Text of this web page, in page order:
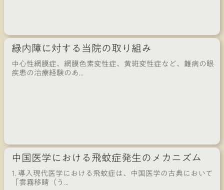
緑内障に対する当院の取り組み
中心性網膜症、網膜色素変性症、黄斑変性症など、難病の眼
疾患の治療経験のあ...
中国医学における飛蚊症発生のメカニズム
1. 導入現代医学における飛蚊症は、中国医学の古典において
「雲霧移睛（う...